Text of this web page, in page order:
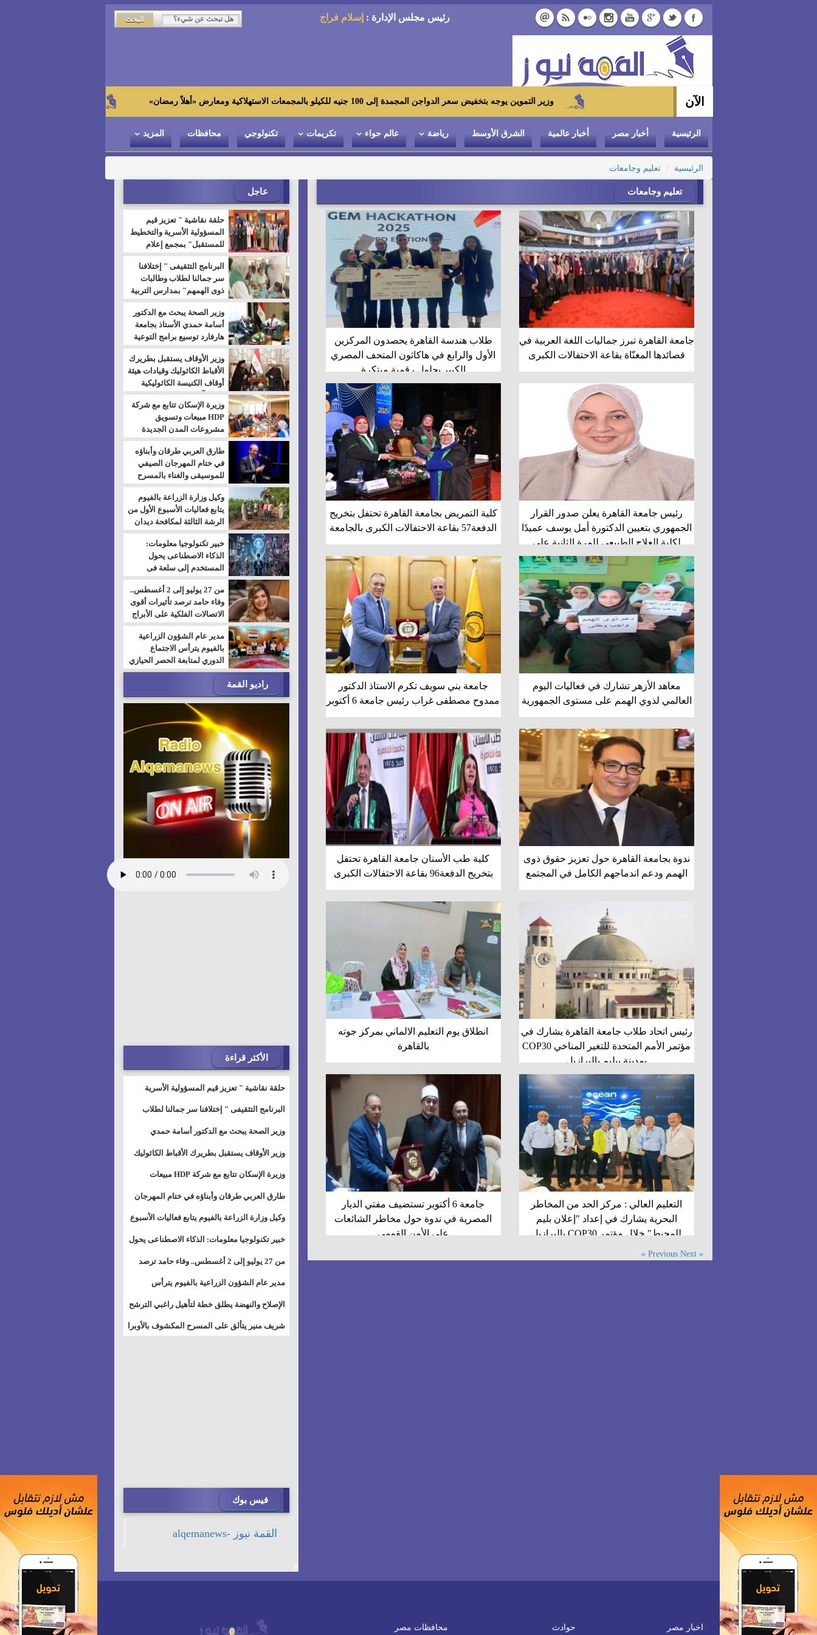
رئيس مجلس الإدارة : إسلام فراج
الآن زاهي حواس من الجامعة اليابانية وزير التموين يوجه بتخفيض سعر الدواجن المجمدة إلى 100 جنيه للكيلو بالمجمعات الاستهلاكية ومعارض «أهلاً رمضان»
الرئيسية أخبار مصر أخبار عالمية الشرق الأوسط رياضة عالم حواء تكريمات تكنولوجي محافظات المزيد
الرئيسية تعليم وجامعات
تعليم وجامعات
جامعة القاهرة تبرز جماليات اللغة العربية في
قصائدها المغنّاة بقاعة الاحتفالات الكبرى
طلاب هندسة القاهرة يحصدون المركزين
الأول والرابع في هاكاثون المتحف المصري
الكبير بحلول رقمية مبتكرة
رئيس جامعة القاهرة يعلن صدور القرار
الجمهوري بتعيين الدكتورة أمل يوسف عميدًا
لكلية العلاج الطبيعي للمرة الثانية علي
التوالي
كلية التمريض بجامعة القاهرة تحتفل بتخريج
الدفعة57 بقاعة الاحتفالات الكبرى بالجامعة
معاهد الأزهر تشارك في فعاليات اليوم
العالمي لذوي الهمم على مستوى الجمهورية
جامعة بني سويف تكرم الاستاذ الدكتور
ممدوح مصطفى غراب رئيس جامعة 6 أكتوبر
ندوة بجامعة القاهرة حول تعزيز حقوق ذوى
الهمم ودعم اندماجهم الكامل في المجتمع
كلية طب الأسنان جامعة القاهرة تحتفل
بتخريج الدفعة96 بقاعة الاحتفالات الكبرى
رئيس اتحاد طلاب جامعة القاهرة يشارك في
مؤتمر الأمم المتحدة للتغير المناخي COP30
بمدينة بيليم بالبرازيل
انطلاق يوم التعليم الالماني بمركز جوته
بالقاهرة
التعليم العالي : مركز الحد من المخاطر
البحرية يشارك في إعداد "إعلان بليم
للمحيط" خلال مؤتمر COP30 بالبرازيل
جامعة 6 أكتوبر تستضيف مفتي الديار
المصرية في ندوة حول مخاطر الشائعات
على الأمن القومي
« Previous
Next »
عاجل
حلقة نقاشية " تعزيز قيم
المسؤولية الأسرية والتخطيط
للمستقبل" بمجمع إعلام
السويس
البرنامج التثقيفى " إختلافنا
سر جمالنا لطلاب وطالبات
ذوى الهمهم" بمدارس التربية
الخاصة بالسويس
وزير الصحة يبحث مع الدكتور
أسامة حمدي الأستاذ بجامعة
هارفارد توسيع برامج التوعية
بمرض السكري
وزير الأوقاف يستقبل بطريرك
الأقباط الكاثوليك وقيادات هيئة
أوقاف الكنيسة الكاثوليكية
لبحث آفاق التعاون المشترك
وزيرة الإسكان تتابع مع شركة
HDP مبيعات وتسويق
مشروعات المدن الجديدة
طارق العربي طرقان وأبناؤه
في ختام المهرجان الصيفي
للموسيقى والغناء بالمسرح
المكشوف
وكيل وزارة الزراعة بالفيوم
يتابع فعاليات الأسبوع الأول من
الرشة الثالثة لمكافحة ديدان
اللوز للقطن
خبير تكنولوجيا معلومات:
الذكاء الاصطناعى يحول
المستخدم إلى سلعة فى
اقتصاد الانتباه
من 27 يوليو إلى 2 أغسطس..
وفاء حامد ترصد تأثيرات أقوى
الاتصالات الفلكية على الأبراج
مدير عام الشؤون الزراعية
بالفيوم يترأس الاجتماع
الدوري لمتابعة الحصر الحيازي
الجديدة
راديو القمة
الأكثر قراءة
حلقة نقاشية " تعزيز قيم المسؤولية الأسرية
البرنامج التثقيفى " إختلافنا سر جمالنا لطلاب
وطالبات ذوى الهمهم" بمدارس التربية الخاصة
وزير الصحة يبحث مع الدكتور أسامة حمدي
الأستاذ بجامعة هارفارد توسيع برامج التوعية
وزير الأوقاف يستقبل بطريرك الأقباط الكاثوليك
وزيرة الإسكان تتابع مع شركة HDP مبيعات
وتسويق مشروعات المدن الجديدة
طارق العربي طرقان وأبناؤه في ختام المهرجان
الصيفي للموسيقى والغناء بالمسرح المكشوف
وكيل وزارة الزراعة بالفيوم يتابع فعاليات الأسبوع
خبير تكنولوجيا معلومات: الذكاء الاصطناعى يحول
المستخدم إلى سلعة فى اقتصاد الانتباه
من 27 يوليو إلى 2 أغسطس.. وفاء حامد ترصد
تأثيرات أقوى الاتصالات الفلكية على الأبراج
مدير عام الشؤون الزراعية بالفيوم يترأس
الاجتماع الدوري لمتابعة الحصر الحيازي الجديدة
الإصلاح والنهضة يطلق خطة لتأهيل راغبي الترشح
للمجالس الشعبية المحلية ويستعرض خطط
أماناته بالمحافظات
شريف منير يتألق على المسرح المكشوف بالأوبرا
فيس بوك
a
اخبار مصر حوادث محافظات مصر